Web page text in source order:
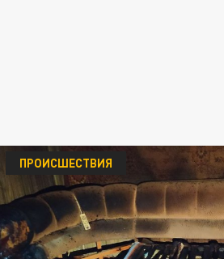
ПРОИСШЕСТВИЯ